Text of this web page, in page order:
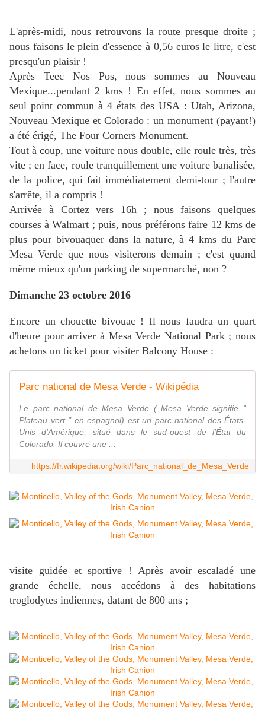
L'après-midi, nous retrouvons la route presque droite ;
nous faisons le plein d'essence à 0,56 euros le litre, c'est
presqu'un plaisir !
Après Teec Nos Pos, nous sommes au Nouveau
Mexique...pendant 2 kms ! En effet, nous sommes au
seul point commun à 4 états des USA : Utah, Arizona,
Nouveau Mexique et Colorado : un monument (payant!)
a été érigé, The Four Corners Monument.
Tout à coup, une voiture nous double, elle roule très, très
vite ; en face, roule tranquillement une voiture banalisée,
de la police, qui fait immédiatement demi-tour ; l'autre
s'arrête, il a compris !
Arrivée à Cortez vers 16h ; nous faisons quelques
courses à Walmart ; puis, nous préférons faire 12 kms de
plus pour bivouaquer dans la nature, à 4 kms du Parc
Mesa Verde que nous visiterons demain ; c'est quand
même mieux qu'un parking de supermarché, non ?
Dimanche 23 octobre 2016
Encore un chouette bivouac ! Il nous faudra un quart
d'heure pour arriver à Mesa Verde National Park ; nous
achetons un ticket pour visiter Balcony House :
Parc national de Mesa Verde - Wikipédia
Le parc national de Mesa Verde ( Mesa Verde signifie "
Plateau vert " en espagnol) est un parc national des États-
Unis d'Amérique, situé dans le sud-ouest de l'État du
Colorado. Il couvre une ...
https://fr.wikipedia.org/wiki/Parc_national_de_Mesa_Verde
visite guidée et sportive ! Après avoir escaladé une
grande échelle, nous accédons à des habitations
troglodytes indiennes, datant de 800 ans ;